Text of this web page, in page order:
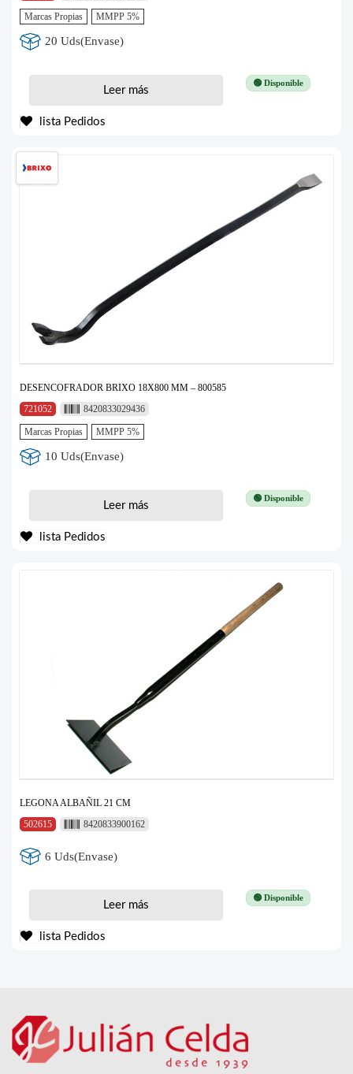
Marcas Propias MMPP 5%
20 Uds(Envase)
🟢 Disponible
Leer más
lista Pedidos
DESENCOFRADOR BRIXO 18X800 MM – 800585
721052
8420833029436
Marcas Propias MMPP 5%
10 Uds(Envase)
🟢 Disponible
Leer más
lista Pedidos
LEGONA ALBAÑIL 21 CM
502615
8420833900162
6 Uds(Envase)
🟢 Disponible
Leer más
lista Pedidos